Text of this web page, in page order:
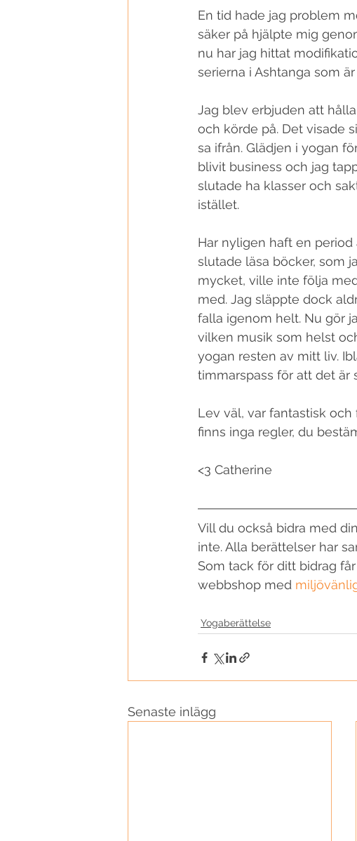
En tid hade jag problem
säker på hjälpte mig
nu har jag hittat
serierna i Ashtanga som
Jag blev erbjuden att
och körde på. Det visade
sa ifrån. Glädjen i yogan
blivit business och jag
slutade ha klasser och
istället.
Har nyligen haft en
slutade läsa böcker, som
mycket, ville inte följa
med. Jag släppte dock
falla igenom helt. Nu gör
vilken musik som helst
yogan resten av mitt liv.
timmarspass för att det är
Lev väl, var fantastisk
finns inga regler, du
<3 Catherine
Vill du också bidra med
inte. Alla berättelser har
Som tack för ditt bidrag
webbshop med
Yogaberättelse
Senaste inlägg